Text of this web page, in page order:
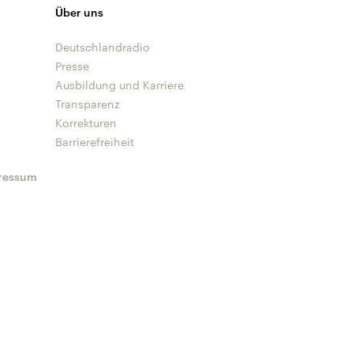
Über uns
Deutschlandradio
Presse
Ausbildung und Karriere
Transparenz
Korrekturen
Barrierefreiheit